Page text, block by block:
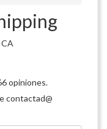
opiniones.
contactad@